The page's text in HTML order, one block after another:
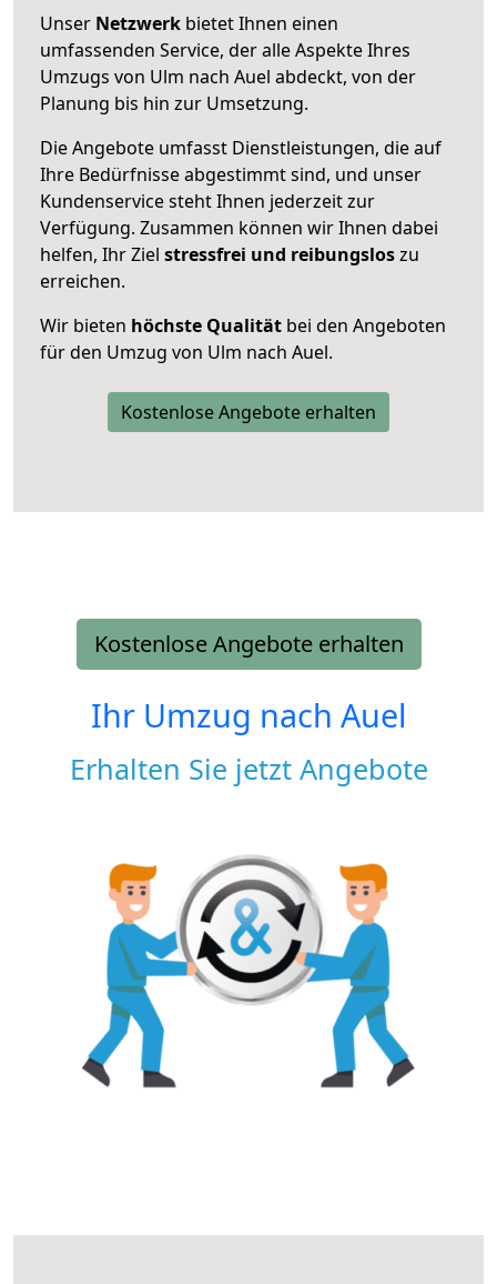
Unser Netzwerk bietet Ihnen einen
umfassenden Service, der alle Aspekte Ihres
Umzugs von Ulm nach Auel abdeckt, von der
Planung bis hin zur Umsetzung.
Die Angebote umfasst Dienstleistungen, die auf
Ihre Bedürfnisse abgestimmt sind, und unser
Kundenservice steht Ihnen jederzeit zur
Verfügung. Zusammen können wir Ihnen dabei
helfen, Ihr Ziel stressfrei und reibungsloszu
erreichen.
Wir bieten höchste Qualität bei den Angeboten
für den Umzug von Ulm nach Auel.
Kostenlose Angebote erhalten
Kostenlose Angebote erhalten
Ihr Umzug nach Auel
Erhalten Sie jetzt Angebote